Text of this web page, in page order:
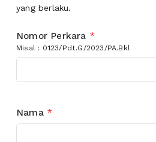
yang berlaku.
Nomor Perkara *
Misal : 0123/Pdt.G/2023/PA.Bkl
Nama *